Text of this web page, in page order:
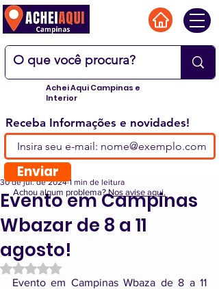
Achei Aqui Campinas e
Interior
Evento em Campinas
Wbazar de 8 a 11
agosto!
30 de jul. de 2024 1 min de leitura
Avaliado com NaN de 5 estrelas.
Evento em Campinas Wbaza de 8 a 11
Receba Informações e novidades!
Enviar
Achou algum problema?Nos avise aqui.